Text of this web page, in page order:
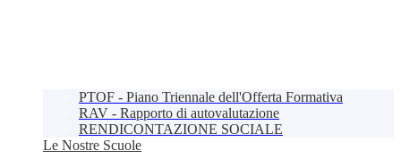
PTOF - Piano Triennale dell'Offerta Formativa
RAV - Rapporto di autovalutazione
RENDICONTAZIONE SOCIALE
Le Nostre Scuole